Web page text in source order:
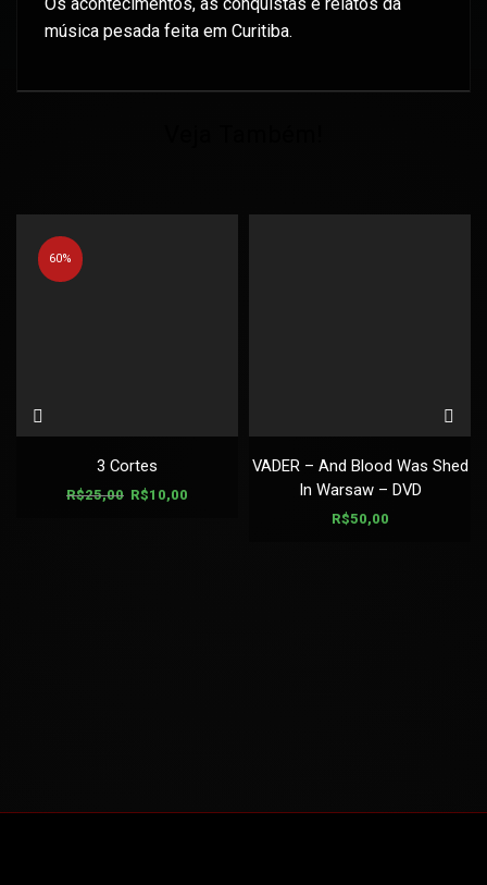
música pesada feita em Curitiba.
60%
3 Cortes
R$25,00 R$10,00
VADER – And Blood Was Shed
In Warsaw – DVD
R$50,00